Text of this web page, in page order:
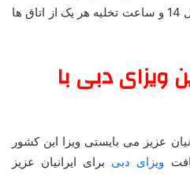
ساعت تحویل اتاق ها در این هتل 14 و ساعت تخلیه هر یک از اتاق ها
ویزای دبی با
عزیز می بایستی ویزا این کشور
ویزای دبی برای ایرانیان عزیز